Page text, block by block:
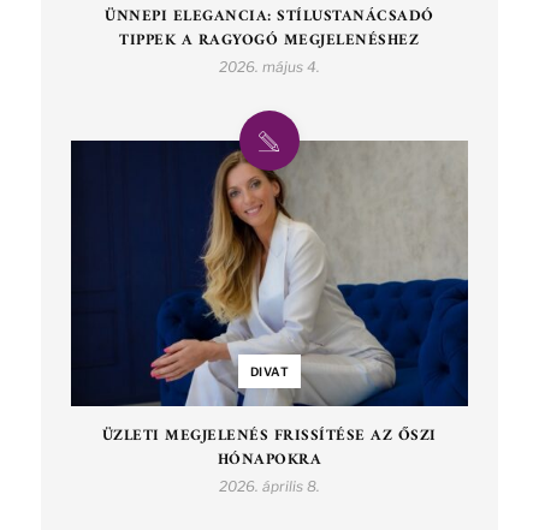
ÜNNEPI ELEGANCIA: STÍLUSTANÁCSADÓ
TIPPEK A RAGYOGÓ MEGJELENÉSHEZ
2026. május 4.
DIVAT
ÜZLETI MEGJELENÉS FRISSÍTÉSE AZ ŐSZI
HÓNAPOKRA
2026. április 8.